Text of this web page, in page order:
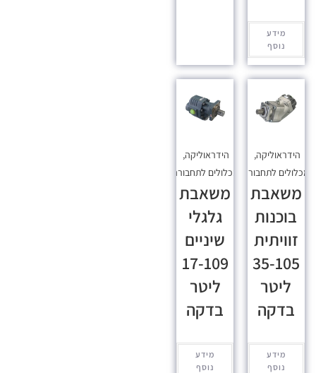
מידע
נוסף
הידראוליקה,
מכלולים לתחבורה
משאבת
בוכנות
זוויתית
35-105
ליטר
בדקה
מידע
נוסף
הידראוליקה,
מכלולים לתחבורה
משאבת
גלגלי
שיניים
17-109
ליטר
בדקה
מידע
נוסף